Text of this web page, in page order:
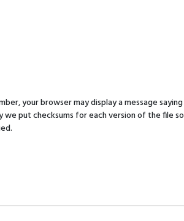
your browser may display a message saying
put checksums for each version of the file so